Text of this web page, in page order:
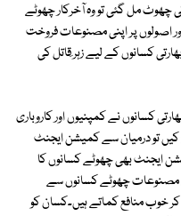
چھوٹ مل گئی تو وہ آخرکار چھوٹے
اصولوں پر اپنی مصنوعات فروخت
کسانوں کے لیے زہر ِقاتل کی
کسانوں نے کمپنیوں اور کاروباری
کیں تو درمیان سے کمیشن ایجنٹ
ایجنٹ بھی چھوٹے کسانوں کا
مصنوعات چھوٹے کسانوں سے
خوب منافع کماتے ہیں۔کسان کو